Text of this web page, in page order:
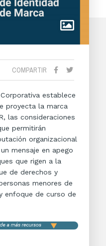
COMPARTIR
establece
proyecta la marca
las consideraciones
permitirán
organizacional
mensaje en apego
que rigen a la
de derechos y
menores de
enfoque de curso de